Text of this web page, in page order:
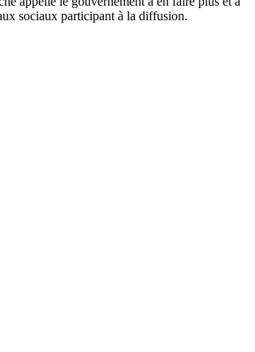
sociaux participant à la diffusion.